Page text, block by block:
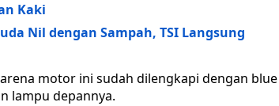
Kaki
Nil dengan Sampah, TSI Langsung
motor ini sudah dilengkapi dengan blue
lampu depannya.